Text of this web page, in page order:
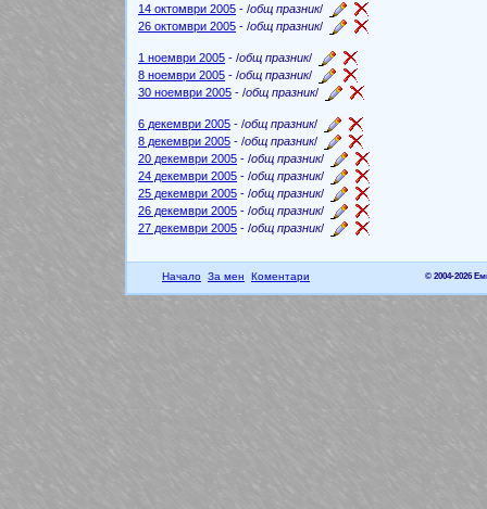
14 октомври 2005 - /общ празник/
26 октомври 2005 - /общ празник/
1 ноември 2005 - /общ празник/
8 ноември 2005 - /общ празник/
30 ноември 2005 - /общ празник/
6 декември 2005 - /общ празник/
8 декември 2005 - /общ празник/
20 декември 2005 - /общ празник/
24 декември 2005 - /общ празник/
25 декември 2005 - /общ празник/
26 декември 2005 - /общ празник/
27 декември 2005 - /общ празник/
Начало За мен Коментари © 2004-2026